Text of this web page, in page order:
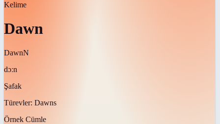
Kelime
Dawn
DawnN
dɔːn
Şafak
Türevler: Dawns
Örnek Cümle